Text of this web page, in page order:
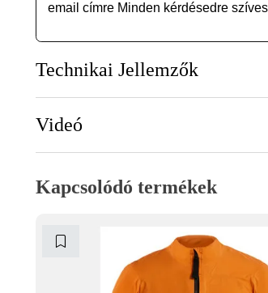
email címre Minden kérdésedre
Technikai Jellemzők
Videó
Kapcsolódó termékek